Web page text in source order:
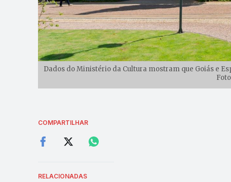
Dados do Ministério da Cultura mostram que Goiás e
COMPARTILHAR
RELACIONADAS